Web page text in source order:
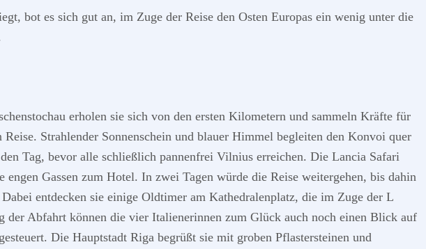
bot es sich gut an, im Zuge der Reise den Osten Europas ein wenig unter die
erholen sie sich von den ersten Kilometern und sammeln Kräfte für
Strahlender Sonnenschein und blauer Himmel begleiten den Konvoi quer
Tag, bevor alle schließlich pannenfrei Vilnius erreichen. Die Lancia Safari
Gassen zum Hotel. In zwei Tagen würde die Reise weitergehen, bis dahin
entdecken sie einige Oldtimer am Kathedralenplatz, die im Zuge der L
der Abfahrt können die vier Italienerinnen zum Glück auch noch einen Blick auf
Die Hauptstadt Riga begrüßt sie mit groben Pflastersteinen und